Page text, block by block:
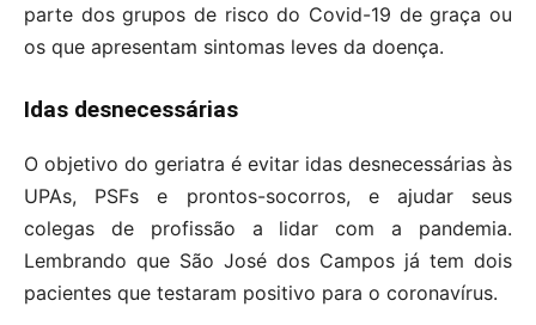
parte dos grupos de risco do Covid-19 de graça ou
os que apresentam sintomas leves da doença.
Idas desnecessárias
O objetivo do geriatra é evitar idas desnecessárias às
UPAs, PSFs e prontos-socorros, e ajudar seus
colegas de profissão a lidar com a pandemia.
Lembrando que São José dos Campos já tem dois
pacientes que testaram positivo para o coronavírus.